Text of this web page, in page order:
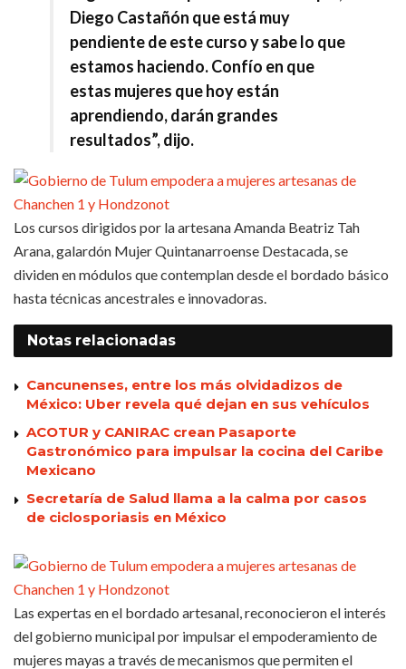
Diego Castañón que está muy
pendiente de este curso y sabe lo que
estamos haciendo. Confío en que
estas mujeres que hoy están
aprendiendo, darán grandes
resultados”, dijo.
Los cursos dirigidos por la artesana Amanda Beatriz Tah
Arana, galardón Mujer Quintanarroense Destacada, se
dividen en módulos que contemplan desde el bordado básico
hasta técnicas ancestrales e innovadoras.
Notas relacionadas
Cancunenses, entre los más olvidadizos de
México: Uber revela qué dejan en sus vehículos
ACOTUR y CANIRAC crean Pasaporte
Gastronómico para impulsar la cocina del Caribe
Mexicano
Secretaría de Salud llama a la calma por casos
de ciclosporiasis en México
Las expertas en el bordado artesanal, reconocieron el interés
del gobierno municipal por impulsar el empoderamiento de
mujeres mayas a través de mecanismos que permiten el